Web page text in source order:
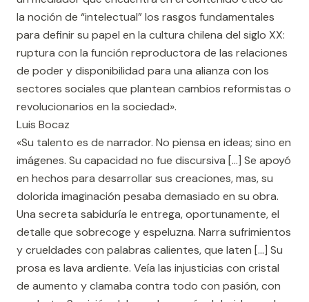
la noción de “intelectual” los rasgos fundamentales
para definir su papel en la cultura chilena del siglo XX:
ruptura con la función reproductora de las relaciones
de poder y disponibilidad para una alianza con los
sectores sociales que plantean cambios reformistas o
revolucionarios en la sociedad».
Luis Bocaz
«Su talento es de narrador. No piensa en ideas; sino en
imágenes. Su capacidad no fue discursiva […] Se apoyó
en hechos para desarrollar sus creaciones, mas, su
dolorida imaginación pesaba demasiado en su obra.
Una secreta sabiduría le entrega, oportunamente, el
detalle que sobrecoge y espeluzna. Narra sufrimientos
y crueldades con palabras calientes, que laten […] Su
prosa es lava ardiente. Veía las injusticias con cristal
de aumento y clamaba contra todo con pasión, con